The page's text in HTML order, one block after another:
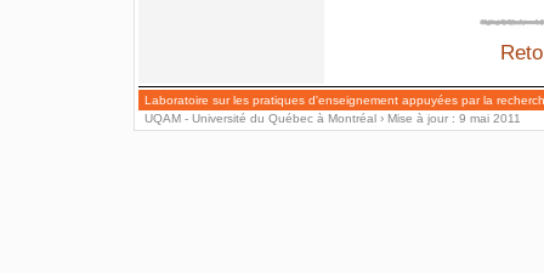
Laboratoire sur les pratiques d'enseignement appuyées par la
UQAM - Université du Québec à Montréal › Mise à jour : 9 mai 2011